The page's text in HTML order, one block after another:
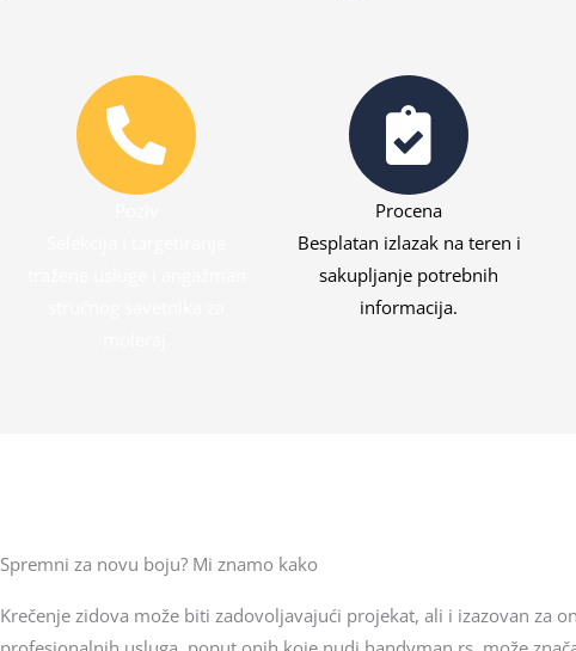
Procena
Besplatan izlazak na teren i
sakupljanje potrebnih
informacija.
Spremni za novu boju? Mi znamo kako
Krečenje zidova može biti zadovoljavajući projekat, ali i izazovan za